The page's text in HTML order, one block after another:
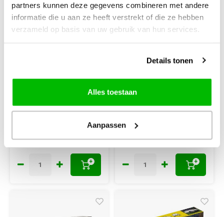
partners kunnen deze gegevens combineren met andere
informatie die u aan ze heeft verstrekt of die ze hebben
verzameld op basis van uw gebruik van hun services.
Details tonen
Alles toestaan
Aanpassen
London Tour Bus
Tour Bus
€25,30
+
Hout Mechanische
Muziekdoos Koets
€41,99
+